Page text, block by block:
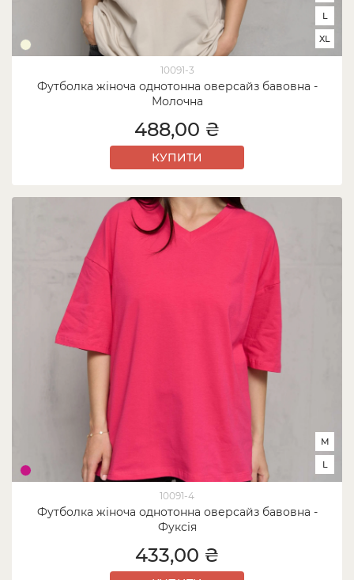
10091-3
Футболка жіноча однотонна оверсайз бавовна -
Молочна
L
XL
488,00 ₴
КУПИТИ
10091-4
Футболка жіноча однотонна оверсайз бавовна -
Фуксія
M
L
433,00 ₴